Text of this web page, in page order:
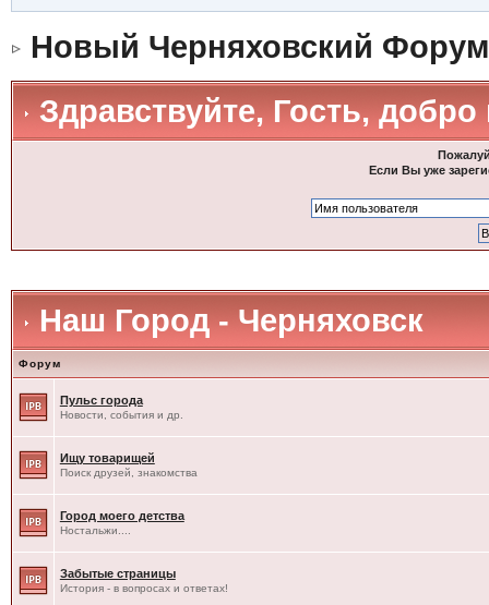
Новый Черняховский Форум
Здравствуйте, Гость,
Если Вы уже
Наш Город - Черняховск
Форум
Пульс города
Новости, события и др.
Ищу товарищей
Поиск друзей, знакомства
Город моего детства
Ностальжи....
Забытые страницы
История - в вопросах и ответах!